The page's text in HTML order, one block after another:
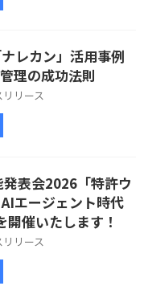
レカン」活用事例
理の成功法則
リース
表会2026「特許ウ
エージェント時代
催いたします！
リース